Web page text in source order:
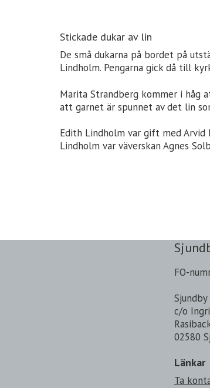
Stickade dukar av lin
De små dukarna på bordet på
Lindholm. Pengarna gick då till
Marita Strandberg kommer i håg
att garnet är spunnet av det lin
Edith Lindholm var gift med Arvid
Lindholm var väverskan Agnes
FO-
c/o
02580
Länkar
Ta